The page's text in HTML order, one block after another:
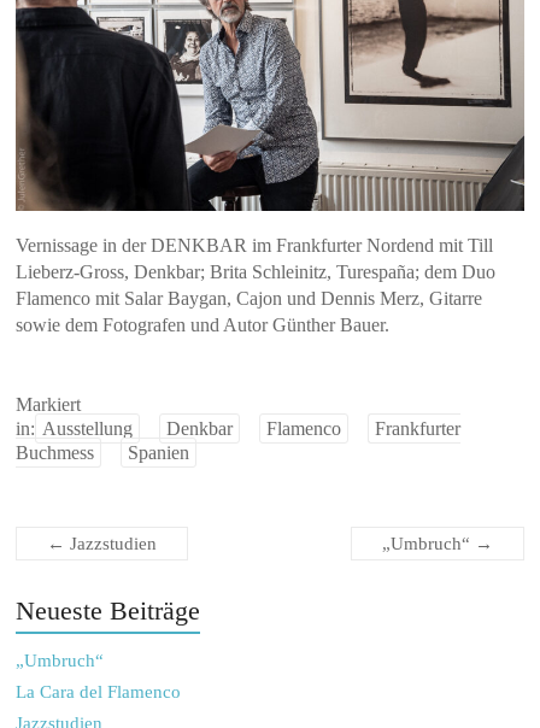
Vernissage in der DENKBAR im Frankfurter Nordend mit Till
Lieberz-Gross, Denkbar; Brita Schleinitz, Turespaña; dem Duo
Flamenco mit Salar Baygan, Cajon und Dennis Merz, Gitarre
sowie dem Fotografen und Autor Günther Bauer.
Markiert
in: Ausstellung Denkbar Flamenco
Frankfurter
Buchmess
Spanien
← Jazzstudien „Umbruch“ →
Neueste Beiträge
„Umbruch“
La Cara del Flamenco
Jazzstudien